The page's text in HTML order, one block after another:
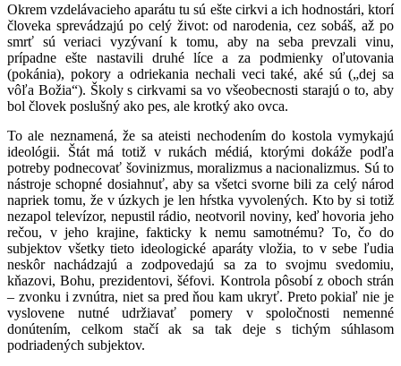
Okrem vzdelávacieho aparátu tu sú ešte cirkvi a ich hodnostári, ktorí
človeka sprevádzajú po celý život: od narodenia, cez sobáš, až po
smrť sú veriaci vyzývaní k tomu, aby na seba prevzali vinu,
prípadne ešte nastavili druhé líce a za podmienky oľutovania
(pokánia), pokory a odriekania nechali veci také, aké sú („dej sa
vôľa Božia“). Školy s cirkvami sa vo všeobecnosti starajú o to, aby
bol človek poslušný ako pes, ale krotký ako ovca.
To ale neznamená, že sa ateisti nechodením do kostola vymykajú
ideológii. Štát má totiž v rukách médiá, ktorými dokáže podľa
potreby podnecovať šovinizmus, moralizmus a nacionalizmus. Sú to
nástroje schopné dosiahnuť, aby sa všetci svorne bili za celý národ
napriek tomu, že v úzkych je len hŕstka vyvolených. Kto by si totiž
nezapol televízor, nepustil rádio, neotvoril noviny, keď hovoria jeho
rečou, v jeho krajine, fakticky k nemu samotnému? To, čo do
subjektov všetky tieto ideologické aparáty vložia, to v sebe ľudia
neskôr nachádzajú a zodpovedajú sa za to svojmu svedomiu,
kňazovi, Bohu, prezidentovi, šéfovi. Kontrola pôsobí z oboch strán
– zvonku i zvnútra, niet sa pred ňou kam ukryť. Preto pokiaľ nie je
vyslovene nutné udržiavať pomery v spoločnosti nemenné
donútením, celkom stačí ak sa tak deje s tichým súhlasom
podriadených subjektov.